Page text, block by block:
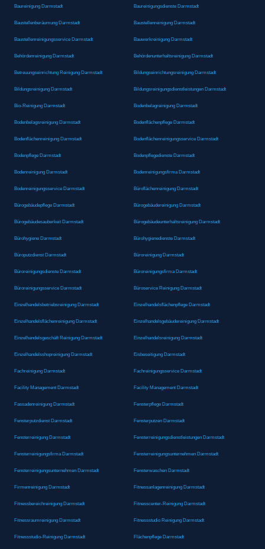
Baureinigung Darmstadt Baureinigungsdienste Darmstadt
Baustellenberäumung Darmstadt Baustellenreinigung Darmstadt
Baustellenreinigungsservice Darmstadt Bauwerkreinigung Darmstadt
Behördenreinigung Darmstadt Behördenunterhaltsreinigung Darmstadt
Betreuungseinrichtung Reinigung Darmstadt Bildungseinrichtungsreinigung Darmstadt
Bildungsreinigung Darmstadt Bildungsreinigungsdienstleistungen Darmstadt
Bio-Reinigung Darmstadt Bodenbelagreinigung Darmstadt
Bodenbelagsreinigung Darmstadt Bodenflächenpflege Darmstadt
Bodenflächenreinigung Darmstadt Bodenflächenreinigungsservice Darmstadt
Bodenpflege Darmstadt Bodenpflegedienste Darmstadt
Bodenreinigung Darmstadt Bodenreinigungsfirma Darmstadt
Bodenreinigungsservice Darmstadt Büroflächenreinigung Darmstadt
Bürogebäudepflege Darmstadt Bürogebäudereinigung Darmstadt
Bürogebäudesauberkeit Darmstadt Bürogebäudeunterhaltsreinigung Darmstadt
Bürohygiene Darmstadt Bürohygienedienste Darmstadt
Büroputzdienst Darmstadt Büroreinigung Darmstadt
Büroreinigungsdienste Darmstadt Büroreinigungsfirma Darmstadt
Büroreinigungsservice Darmstadt Büroservice Reinigung Darmstadt
Einzelhandelsbetriebsreinigung Darmstadt Einzelhandelsflächenpflege Darmstadt
Einzelhandelsflächenreinigung Darmstadt Einzelhandelsgebäudereinigung Darmstadt
Einzelhandelsgeschäft Reinigung Darmstadt Einzelhandelsreinigung Darmstadt
Einzelhandelsshopreinigung Darmstadt Eisbeseitigung Darmstadt
Fachreinigung Darmstadt Fachreinigungsservice Darmstadt
Facility Management Darmstadt Facility Management Darmstadt
Fassadenreinigung Darmstadt Fensterpflege Darmstadt
Fensterputzdienst Darmstadt Fensterputzen Darmstadt
Fensterreinigung Darmstadt Fensterreinigungsdienstleistungen Darmstadt
Fensterreinigungsfirma Darmstadt Fensterreinigungsunternehmen Darmstadt
Fensterreinigungsunternehmen Darmstadt Fensterwaschen Darmstadt
Firmenreinigung Darmstadt Fitnessanlagenreinigung Darmstadt
Fitnessbereichreinigung Darmstadt Fitnesscenter-Reinigung Darmstadt
Fitnessraumreinigung Darmstadt Fitnessstudio Reinigung Darmstadt
Fitnessstudio-Reinigung Darmstadt Flächenpflege Darmstadt